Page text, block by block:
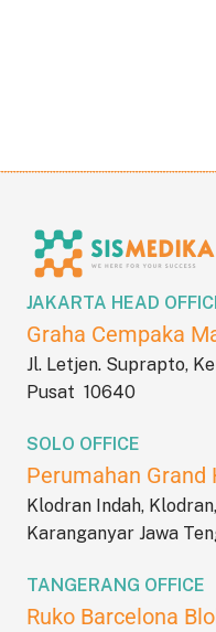
JAKARTA HEAD
Graha Cempaka
Jl. Letjen. Suprapto,
Pusat 10640
SOLO OFFICE
Perumahan Grand
Klodran Indah,
Karanganyar Jawa
TANGERANG OFFICE
Ruko Barcelona